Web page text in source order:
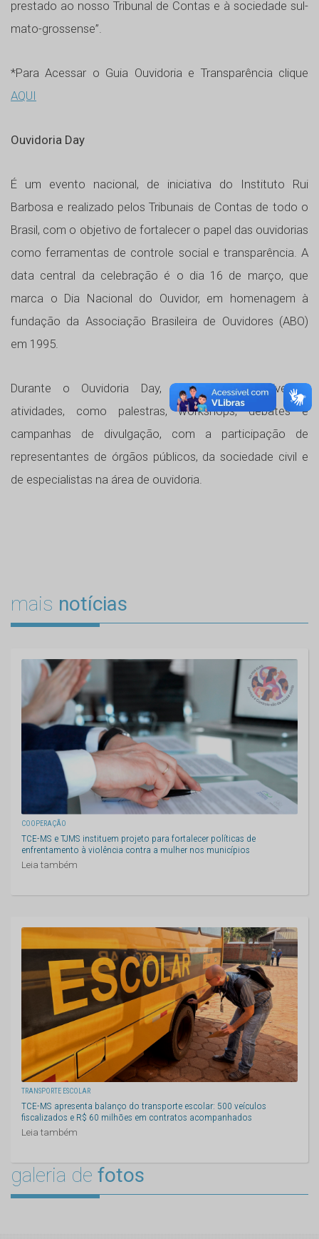
prestado ao nosso Tribunal de Contas e à sociedade sul-
mato-grossense”.
*Para Acessar o Guia Ouvidoria e Transparência clique
AQUI
Ouvidoria Day
É um evento nacional, de iniciativa do Instituto Rui
Barbosa e realizado pelos Tribunais de Contas de todo o
Brasil, com o objetivo de fortalecer o papel das ouvidorias
como ferramentas de controle social e transparência. A
data central da celebração é o dia 16 de março, que
marca o Dia Nacional do Ouvidor, em homenagem à
fundação da Associação Brasileira de Ouvidores (ABO)
em 1995.
Durante o Ouvidoria Day, são realizadas diversas
atividades, como palestras, workshops, debates e
campanhas de divulgação, com a participação de
representantes de órgãos públicos, da sociedade civil e
de especialistas na área de ouvidoria.
mais notícias
COOPERAÇÃO
TCE-MS e TJMS instituem projeto para fortalecer políticas de
enfrentamento à violência contra a mulher nos municípios
Leia também
TRANSPORTE ESCOLAR
TCE-MS apresenta balanço do transporte escolar: 500 veículos
fiscalizados e R$ 60 milhões em contratos acompanhados
Leia também
galeria de fotos